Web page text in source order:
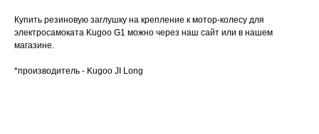
Купить резиновую заглушку на крепление к мотор-колесу для
электросамоката Kugoo G1 можно через наш сайт или в нашем
магазине.
*производитель - Kugoo JI Long